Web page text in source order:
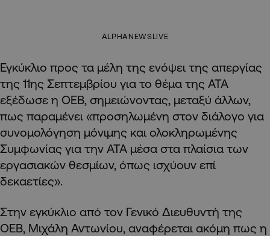
ALPHANEWSLIVE
Εγκύκλιο προς τα μέλη της ενόψει της απεργίας
της 11ης Σεπτεμβρίου για το θέμα της ΑΤΑ
εξέδωσε η ΟΕΒ, σημειώνοντας, μεταξύ άλλων,
πως παραμένει «προσηλωμένη στον διάλογο για
συνομολόγηση μόνιμης και ολοκληρωμένης
Συμφωνίας για την ΑΤΑ μέσα στα πλαίσια των
εργασιακών θεσμίων, όπως ισχύουν επί
δεκαετίες».
Στην εγκύκλιο από τον Γενικό Διευθυντή της
ΟΕΒ, Μιχάλη Αντωνίου, αναφέρεται ακόμη πως η